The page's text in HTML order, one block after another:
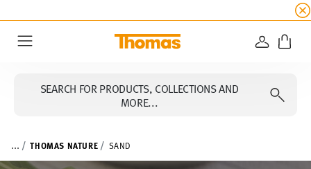
all
LOGIN
SEARCH FOR PRODUCTS, COLLECTIONS AND
MORE...
... THOMAS NATURE SAND